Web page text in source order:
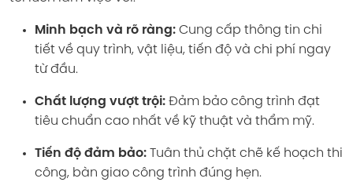
Minh bạch và rõ ràng: Cung cấp thông tin chi
tiết về quy trình, vật liệu, tiến độ và chi phí ngay
từ đầu.
Chất lượng vượt trội: Đảm bảo công trình đạt
tiêu chuẩn cao nhất về kỹ thuật và thẩm mỹ.
Tiến độ đảm bảo: Tuân thủ chặt chẽ kế hoạch thi
công, bàn giao công trình đúng hẹn.